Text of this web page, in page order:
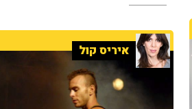
איריס קול